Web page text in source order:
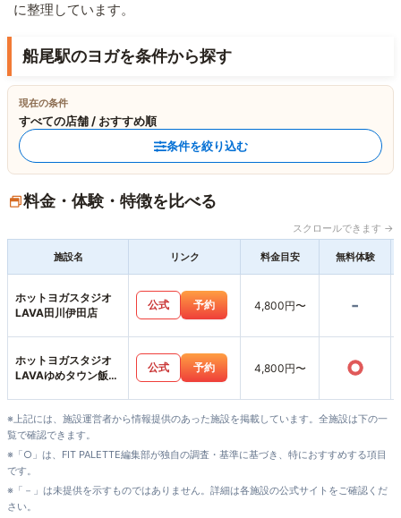
に整理しています。
船尾駅のヨガを条件から探す
現在の条件
すべての店舗 / おすすめ順
条件を絞り込む
料金・体験・特徴を比べる
スクロールできます →
施設名 リンク 料金目安 無料体験
ホットヨガスタジオ
LAVA田川伊田店
公式 予約 4,800円〜 -
ホットヨガスタジオ
LAVAゆめタウン飯塚
公式 予約 4,800円〜 ○
※上記には、施設運営者から情報提供のあった施設を掲載しています。全施設は下の一
覧で確認できます。
※「○」は、FIT PALETTE編集部が独自の調査・基準に基づき、特におすすめする項目
です。
※「－」は未提供を示すものではありません。詳細は各施設の公式サイトをご確認くだ
さい。